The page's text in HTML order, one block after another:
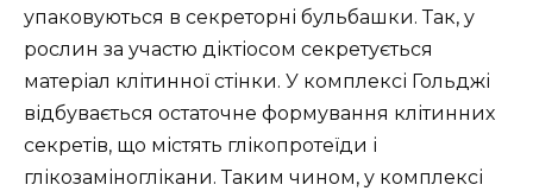
упаковуються в секреторні бульбашки. Так, у
рослин за участю діктіосом секретується
матеріал клітинної стінки. У комплексі Гольджі
відбувається остаточне формування клітинних
секретів, що містять глікопротеїди і
глікозаміноглікани. Таким чином, у комплексі